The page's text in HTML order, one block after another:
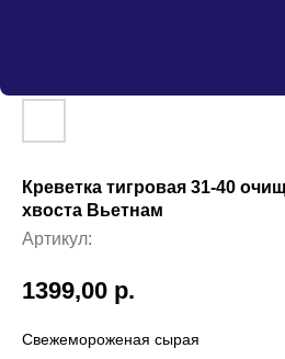
Креветка тигровая 31-40
хвоста Вьетнам
Артикул:
1399,00 р.
Свежемороженая сырая